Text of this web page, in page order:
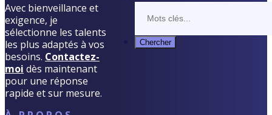
Avec bienveillance et
exigence, je
sélectionne les talents
les plus adaptés à vos
besoins. Contactez-
moi dès maintenant
pour une réponse
rapide et sur mesure.